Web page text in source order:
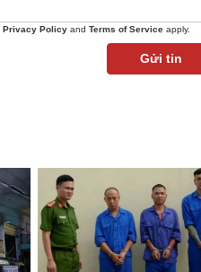
Privacy Policy and Terms of Service apply.
Gửi tin